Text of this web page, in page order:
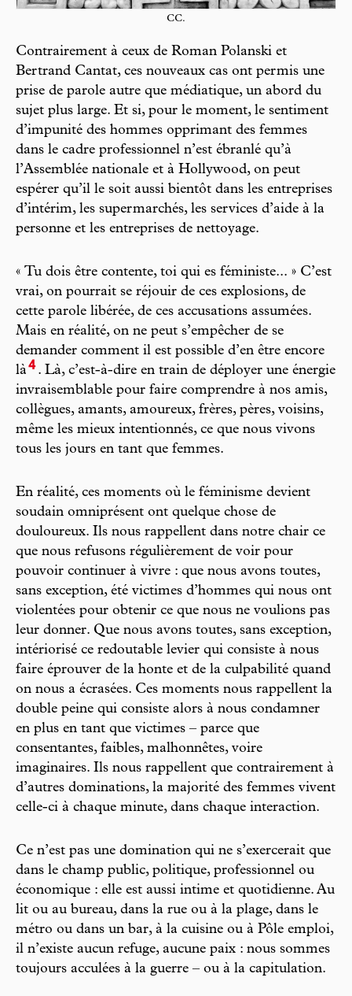
CC.
Contrairement à ceux de Roman Polanski et
Bertrand Cantat, ces nouveaux cas ont permis une
prise de parole autre que médiatique, un abord du
sujet plus large. Et si, pour le moment, le sentiment
d’impunité des hommes opprimant des femmes
dans le cadre professionnel n’est ébranlé qu’à
l’Assemblée nationale et à Hollywood, on peut
espérer qu’il le soit aussi bientôt dans les entreprises
d’intérim, les supermarchés, les services d’aide à la
personne et les entreprises de nettoyage.
« Tu dois être contente, toi qui es féministe... » C’est
vrai, on pourrait se réjouir de ces explosions, de
cette parole libérée, de ces accusations assumées.
Mais en réalité, on ne peut s’empêcher de se
demander comment il est possible d’en être encore
là4. Là, c’est-à-dire en train de déployer une énergie
invraisemblable pour faire comprendre à nos amis,
collègues, amants, amoureux, frères, pères, voisins,
même les mieux intentionnés, ce que nous vivons
tous les jours en tant que femmes.
En réalité, ces moments où le féminisme devient
soudain omniprésent ont quelque chose de
douloureux. Ils nous rappellent dans notre chair ce
que nous refusons régulièrement de voir pour
pouvoir continuer à vivre : que nous avons toutes,
sans exception, été victimes d’hommes qui nous ont
violentées pour obtenir ce que nous ne voulions pas
leur donner. Que nous avons toutes, sans exception,
intériorisé ce redoutable levier qui consiste à nous
faire éprouver de la honte et de la culpabilité quand
on nous a écrasées. Ces moments nous rappellent la
double peine qui consiste alors à nous condamner
en plus en tant que victimes – parce que
consentantes, faibles, malhonnêtes, voire
imaginaires. Ils nous rappellent que contrairement à
d’autres dominations, la majorité des femmes vivent
celle-ci à chaque minute, dans chaque interaction.
Ce n’est pas une domination qui ne s’exercerait que
dans le champ public, politique, professionnel ou
économique : elle est aussi intime et quotidienne. Au
lit ou au bureau, dans la rue ou à la plage, dans le
métro ou dans un bar, à la cuisine ou à Pôle emploi,
il n’existe aucun refuge, aucune paix : nous sommes
toujours acculées à la guerre – ou à la capitulation.